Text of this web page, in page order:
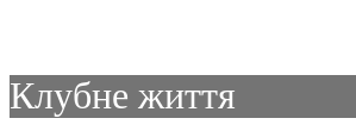
Клубне життя